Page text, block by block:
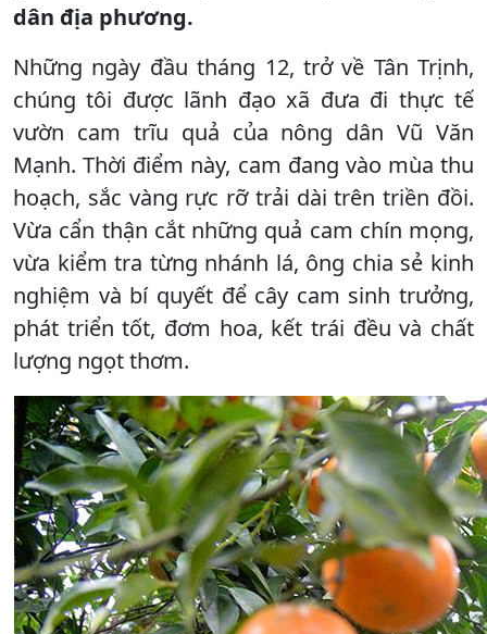
dân địa phương.
Những ngày đầu tháng 12, trở về Tân Trịnh,
chúng tôi được lãnh đạo xã đưa đi thực tế
vườn cam trĩu quả của nông dân Vũ Văn
Mạnh. Thời điểm này, cam đang vào mùa thu
hoạch, sắc vàng rực rỡ trải dài trên triền đồi.
Vừa cẩn thận cắt những quả cam chín mọng,
vừa kiểm tra từng nhánh lá, ông chia sẻ kinh
nghiệm và bí quyết để cây cam sinh trưởng,
phát triển tốt, đơm hoa, kết trái đều và chất
lượng ngọt thơm.